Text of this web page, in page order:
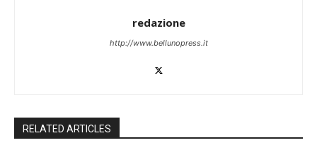
redazione
http://www.bellunopress.it
RELATED ARTICLES